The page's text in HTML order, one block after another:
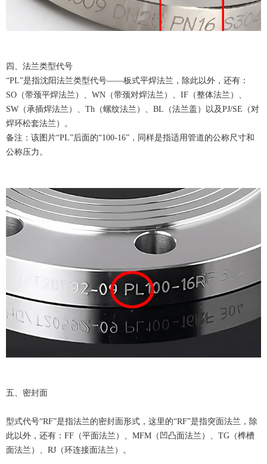
四、法兰类型代号
“PL”是指沈阳法兰类型代号——板式平焊法兰，除此以外，还有：
SO（带颈平焊法兰）、WN（带颈对焊法兰）、IF（整体法兰）、
SW（承插焊法兰）、Th（螺纹法兰）、BL（法兰盖）以及PJ/SE（对
焊环松套法兰）。
备注：该图片“PL”后面的“100-16”，同样是指适用管道的公称尺寸和
公称压力。
五、密封面
型式代号“RF”是指法兰的密封面形式，这里的“RF”是指突面法兰，除
此以外，还有：FF（平面法兰）、MFM（凹凸面法兰）、TG（榫槽
面法兰）、RJ（环连接面法兰）。